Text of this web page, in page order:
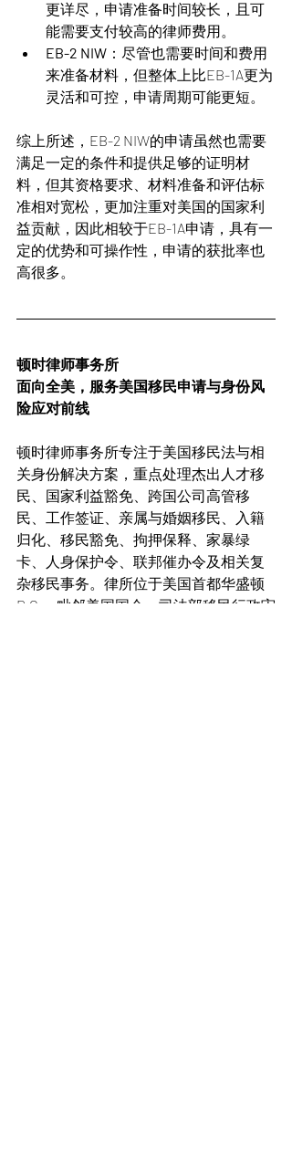
更详尽，申请准备时间较长，且可
能需要支付较高的律师费用。
EB-2 NIW ：尽管也需要时间和费用
来准备材料，但整体上比EB-1A更为
灵活和可控，申请周期可能更短。
综上所述，EB-2 NIW的申请虽然也需要
满足一定的条件和提供足够的证明材
料，但其资格要求、材料准备和评估标
准相对宽松，更加注重对美国的国家利
益贡献，因此相较于EB-1A申请，具有一
定的优势和可操作性，申请的获批率也
高很多。
顿时律师事务所
面向全美，服务美国移民申请与身份风
险应对前线
顿时律师事务所专注于美国移民法与相
关身份解决方案，重点处理杰出人才移
民、国家利益豁免、跨国公司高管移
民、工作签证、亲属与婚姻移民、入籍
归化、移民豁免、拘押保释、家暴绿
卡、人身保护令、联邦催办令及相关复
杂移民事务。律所位于美国首都华盛顿
D.C.，毗邻美国国会、司法部移民行政审